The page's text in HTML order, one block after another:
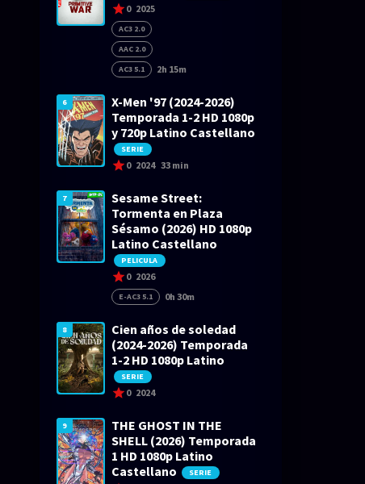
0 2025
AC3 2.0
AAC 2.0
AC3 5.1
2h 15m
6
X-Men '97 (2024-2026)
Temporada 1-2 HD 1080p
y 720p Latino Castellano
SERIE
0 2024 33 min
7
Sesame Street:
Tormenta en Plaza
Sésamo (2026) HD 1080p
Latino Castellano
PELICULA
0 2026
E-AC3 5.1 0h 30m
8
Cien años de soledad
(2024-2026) Temporada
1-2 HD 1080p Latino
SERIE
0 2024
9
THE GHOST IN THE
SHELL (2026) Temporada
1 HD 1080p Latino
Castellano
SERIE